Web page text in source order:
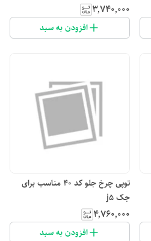
۳٬۷۴۰٬۰۰۰
افزودن به سبد
توپی چرخ جلو کد ۴۰ مناسب برای
جک j5
۴٬۷۶۰٬۰۰۰
افزودن به سبد